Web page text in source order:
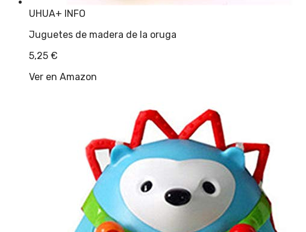
UHUA+ INFO
Juguetes de madera de la oruga
5,25 €
Ver en Amazon